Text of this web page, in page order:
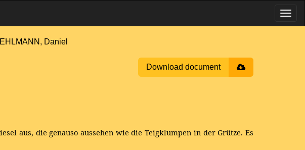
Daniel
Download document
aus, die genauso aussehen wie die Teigklumpen in der Grütze. Es